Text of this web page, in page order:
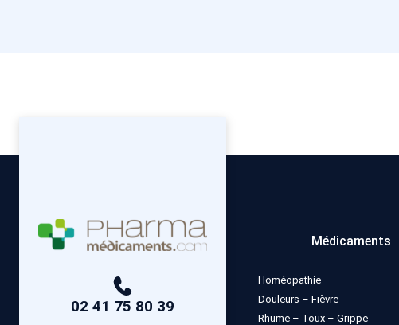
02 41 75 80 39
Médicaments
Homéopathie
Douleurs – Fièvre
Rhume – Toux – Grippe